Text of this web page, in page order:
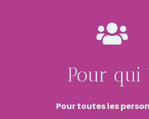
Pour qui
Pour toutes les